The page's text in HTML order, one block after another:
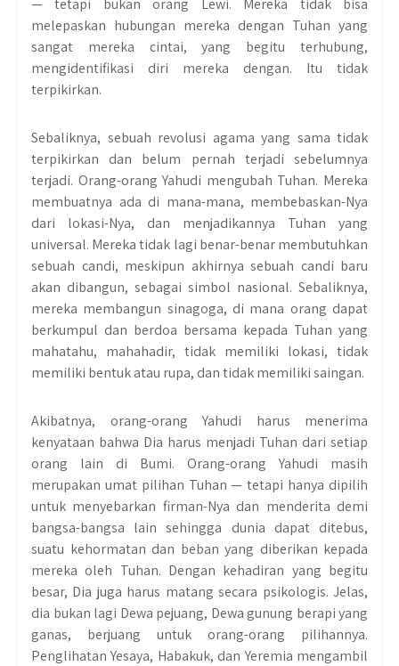
— tetapi bukan orang Lewi. Mereka tidak bisa
melepaskan hubungan mereka dengan Tuhan yang
sangat mereka cintai, yang begitu terhubung,
mengidentifikasi diri mereka dengan. Itu tidak
terpikirkan.
Sebaliknya, sebuah revolusi agama yang sama tidak
terpikirkan dan belum pernah terjadi sebelumnya
terjadi. Orang-orang Yahudi mengubah Tuhan. Mereka
membuatnya ada di mana-mana, membebaskan-Nya
dari lokasi-Nya, dan menjadikannya Tuhan yang
universal. Mereka tidak lagi benar-benar membutuhkan
sebuah candi, meskipun akhirnya sebuah candi baru
akan dibangun, sebagai simbol nasional. Sebaliknya,
mereka membangun sinagoga, di mana orang dapat
berkumpul dan berdoa bersama kepada Tuhan yang
mahatahu, mahahadir, tidak memiliki lokasi, tidak
memiliki bentuk atau rupa, dan tidak memiliki saingan.
Akibatnya, orang-orang Yahudi harus menerima
kenyataan bahwa Dia harus menjadi Tuhan dari setiap
orang lain di Bumi. Orang-orang Yahudi masih
merupakan umat pilihan Tuhan — tetapi hanya dipilih
untuk menyebarkan firman-Nya dan menderita demi
bangsa-bangsa lain sehingga dunia dapat ditebus,
suatu kehormatan dan beban yang diberikan kepada
mereka oleh Tuhan. Dengan kehadiran yang begitu
besar, Dia juga harus matang secara psikologis. Jelas,
dia bukan lagi Dewa pejuang, Dewa gunung berapi yang
ganas, berjuang untuk orang-orang pilihannya.
Penglihatan Yesaya, Habakuk, dan Yeremia mengambil